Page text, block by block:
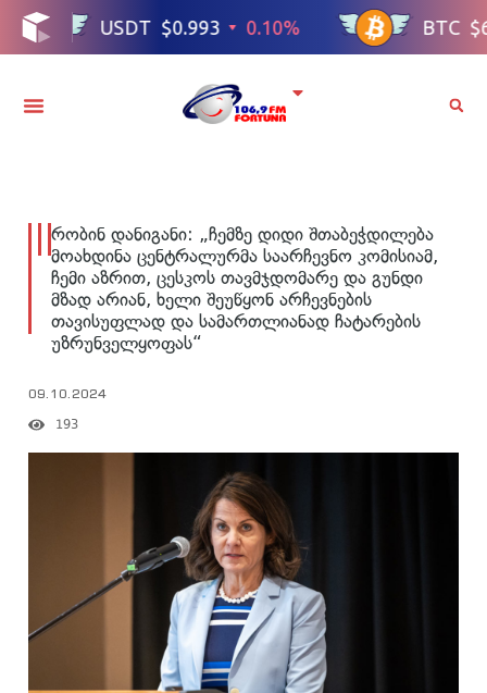
რობინ დანიგანი: „ჩემზე დიდი შთაბეჭდილება
მოახდინა ცენტრალურმა საარჩევნო კომისიამ,
ჩემი აზრით, ცესკოს თავმჯდომარე და გუნდი
მზად არიან, ხელი შეუწყონ არჩევნების
თავისუფლად და სამართლიანად ჩატარების
უზრუნველყოფას“
09.10.2024
193